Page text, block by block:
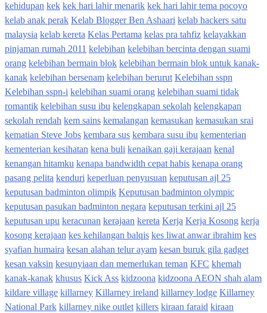
kehidupan kek kek hari lahir menarik kek hari lahir tema pocoyo
kelab anak perak Kelab Blogger Ben Ashaari kelab hackers satu
malaysia kelab kereta Kelas Pertama kelas pra tahfiz kelayakkan
pinjaman rumah 2011 kelebihan kelebihan bercinta dengan suami
orang kelebihan bermain blok kelebihan bermain blok untuk kanak-
kanak kelebihan bersenam kelebihan berurut Kelebihan sspn
Kelebihan sspn-i kelebihan suami orang kelebihan suami tidak
romantik kelebihan susu ibu kelengkapan sekolah kelengkapan
sekolah rendah kem sains kemalangan kemasukan kemasukan srai
kematian Steve Jobs kembara sus kembara susu ibu kementerian
kementerian kesihatan kena buli kenaikan gaji kerajaan kenal
kenangan hitamku kenapa bandwidth cepat habis kenapa orang
pasang pelita kenduri keperluan penyusuan keputusan ajl 25
keputusan badminton olimpik Keputusan badminton olympic
keputusan pasukan badminton negara keputusan terkini ajl 25
keputusan upu keracunan kerajaan kereta Kerja Kerja Kosong kerja
kosong kerajaan kes kehilangan balqis kes liwat anwar ibrahim kes
syafian humaira kesan alahan telur ayam kesan buruk gila gadget
kesan vaksin kesunyiaan dan memerlukan teman KFC khemah
kanak-kanak khusus Kick Ass kidzoona kidzoona AEON shah alam
kildare village killarney Killarney ireland killarney lodge Killarney
National Park killarney nike outlet killers kiraan faraid kiraan